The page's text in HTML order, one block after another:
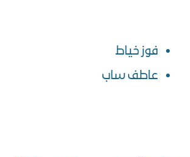
فوز خياط
عاطف ساب